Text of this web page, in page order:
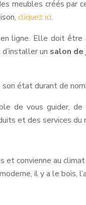
meubles créés par
cliquez ici.
ligne. Elle doit
un salon de
état durant de
de vous guider,
et des services du
convienne au
il y a le bois,